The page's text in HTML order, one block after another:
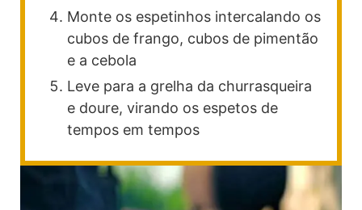
Monte os espetinhos intercalando os
cubos de frango, cubos de pimentão
e a cebola
Leve para a grelha da churrasqueira
e doure, virando os espetos de
tempos em tempos